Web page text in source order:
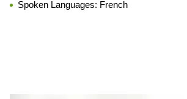
Spoken Languages: French